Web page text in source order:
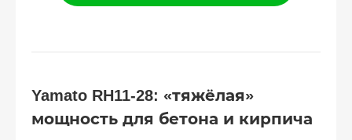
Yamato RH11-28: «тяжёлая»
мощность для бетона и кирпича